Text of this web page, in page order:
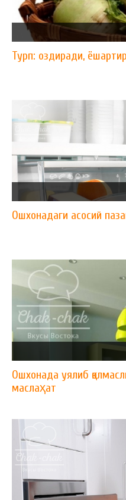
Турп: оздиради,
Ошхонадаги асосий
Ошхонада уялиб
маслаҳат